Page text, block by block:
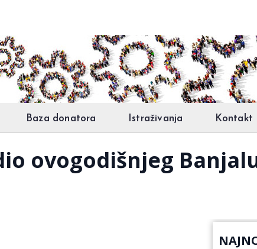
Baza donatora Istraživanja Kontakt
ovogodišnjeg